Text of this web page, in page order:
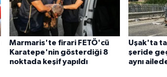
Marmaris'te firari FETÖ'cü
Karatepe'nin gösterdiği 8
noktada keşif yapıldı
Uşak'ta
şeride
aynı